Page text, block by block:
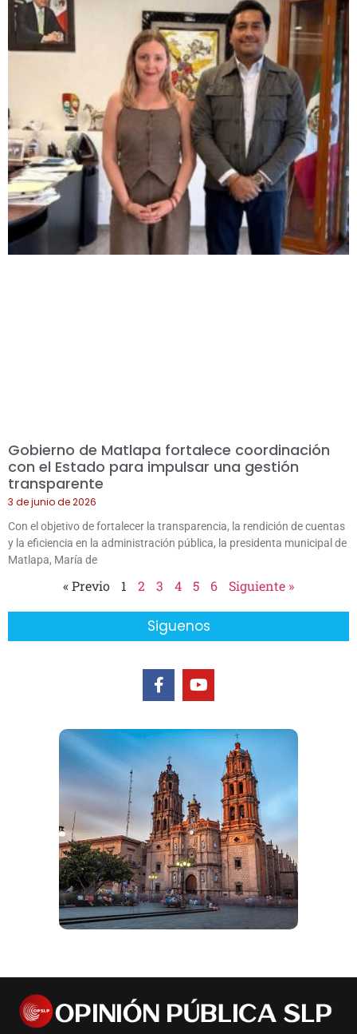
Gobierno de Matlapa fortalece coordinación
con el Estado para impulsar una gestión
transparente
3 de junio de 2026
Con el objetivo de fortalecer la transparencia, la rendición de cuentas
y la eficiencia en la administración pública, la presidenta municipal de
Matlapa, María de
« Previo 1 2 3 4 5 6 Siguiente »
Siguenos